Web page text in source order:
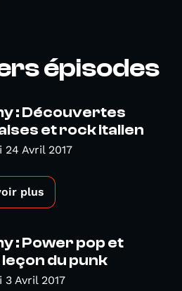
épisodes
: Découvertes
et rock italien
24 Avril 2017
plus
: Power pop et
du punk
3 Avril 2017